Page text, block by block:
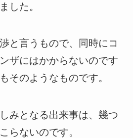
した。
と言うもので、同時にコ
ザにはかからないのです
そのようなものです。
みとなる出来事は、幾つ
らないのです。